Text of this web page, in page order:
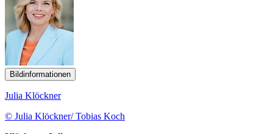
Bildinformationen
Julia Klöckner
© Julia Klöckner/ Tobias Koch